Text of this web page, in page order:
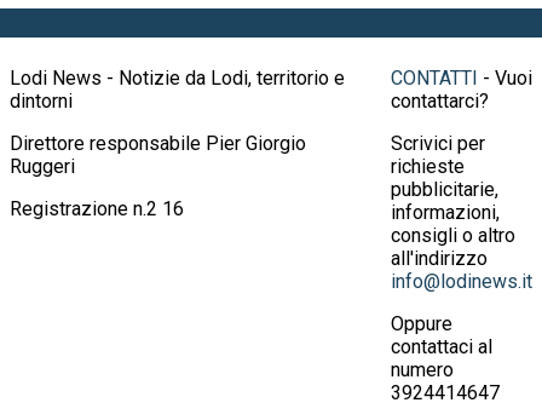
Lodi News - Notizie da Lodi, territorio e
dintorni
Direttore responsabile Pier Giorgio
Ruggeri
Registrazione n.2 16
CONTATTI - Vuoi
contattarci?
Scrivici per
richieste
pubblicitarie,
informazioni,
consigli o altro
all'indirizzo
info@lodinews.it
Oppure
contattaci al
numero
3924414647